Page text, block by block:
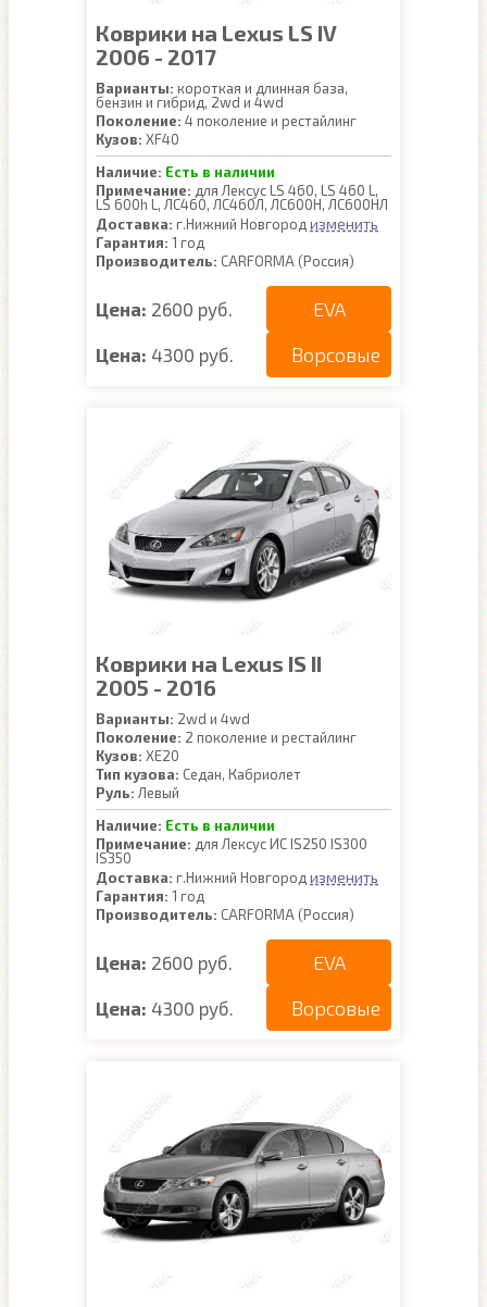
Коврики на Lexus LS IV
2006 - 2017
Варианты: короткая и длинная база,
бензин и гибрид, 2wd и 4wd
Поколение: 4 поколение и рестайлинг
Кузов: XF40
Наличие: Есть в наличии
Примечание: для Лексус LS 460, LS 460 L,
LS 600h L, ЛС460, ЛС460Л, ЛС600Н, ЛС600НЛ
Доставка: г.Нижний Новгород изменить
Гарантия: 1 год
Производитель: CARFORMA (Россия)
Цена: 2600 руб. EVA
Цена: 4300 руб. Ворсовые
Коврики на Lexus IS II
2005 - 2016
Варианты: 2wd и 4wd
Поколение: 2 поколение и рестайлинг
Кузов: XE20
Тип кузова: Седан, Кабриолет
Руль: Левый
Наличие: Есть в наличии
Примечание: для Лексус ИС IS250 IS300
IS350
Доставка: г.Нижний Новгород изменить
Гарантия: 1 год
Производитель: CARFORMA (Россия)
Цена: 2600 руб. EVA
Цена: 4300 руб. Ворсовые